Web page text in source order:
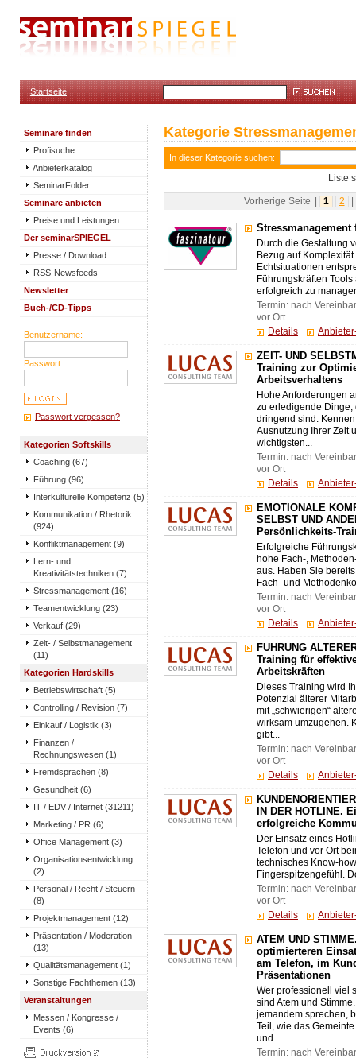
Startseite
Seminare finden
Profisuche
Anbieterkatalog
SeminarFolder
Seminare anbieten
Preise und Leistungen
Der seminarSPIEGEL
Presse / Download
RSS-Newsfeeds
Newsletter
Buch-/CD-Tipps
Benutzername:
Passwort:
Passwort vergessen?
Kategorien Softskills
Coaching (67)
Führung (96)
Interkulturelle Kompetenz (5)
Kommunikation / Rhetorik
(924)
Konfliktmanagement (9)
Lern- und
Kreativitätstechniken (7)
Stressmanagement (16)
Teamentwicklung (23)
Verkauf (29)
Zeit- / Selbstmanagement
(11)
Kategorien Hardskills
Betriebswirtschaft (5)
Controlling / Revision (7)
Einkauf / Logistik (3)
Finanzen /
Rechnungswesen (1)
Fremdsprachen (8)
Gesundheit (6)
IT / EDV / Internet (31211)
Marketing / PR (6)
Office Management (3)
Organisationsentwicklung
(2)
Personal / Recht / Steuern
(8)
Projektmanagement (12)
Präsentation / Moderation
(13)
Qualitätsmanagement (1)
Sonstige Fachthemen (13)
Veranstaltungen
Messen / Kongresse /
Events (6)
Kategorie
In dieser Kategorie suchen:
Liste
Vorherige Seite 1 2
Durch die Gestaltung
Bezug auf
Echtsituationen
Führungskräften
erfolgreich zu
Termin: nach
vor Ort
Details
ZEIT- UND
Training zur
Arbeitsverhaltens
Hohe Anforderungen
zu erledigende
dringend sind.
Ausnutzung Ihrer Zeit
wichtigsten...
Termin: nach
vor Ort
Details
EMOTIONALE
SELBST UND
Persönlichkeits-
Erfolgreiche
hohe Fach-,
aus. Haben Sie
Fach- und
Termin: nach
vor Ort
Details
FÜHRUNG
Training für
Arbeitskräften
Dieses Training wird
Potenzial älterer
mit „schwierigen“
wirksam umzugehen.
gibt...
Termin: nach
vor Ort
Details
IN DER HOTLINE.
erfolgreiche
Der Einsatz eines
Telefon und vor Ort
technisches Know-
Fingerspitzengefühl.
Termin: nach
vor Ort
Details
ATEM UND
optimierteren
am Telefon, im
Präsentationen
Wer professionell viel
sind Atem und
jemandem sprechen,
Teil, wie das
und...
Termin: nach